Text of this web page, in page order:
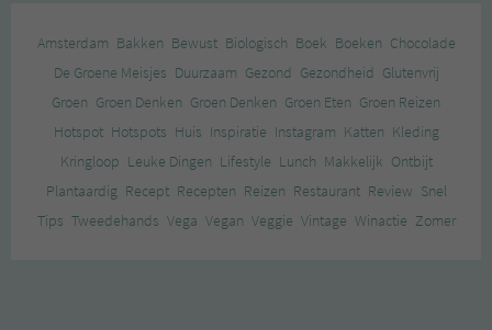
Amsterdam Bakken Bewust Biologisch Boek Boeken Chocolade
De Groene Meisjes Duurzaam Gezond Gezondheid Glutenvrij
Groen Groen Denken Groen Denken Groen Eten Groen Reizen
Hotspot Hotspots Huis Inspiratie Instagram Katten Kleding
Kringloop Leuke Dingen Lifestyle Lunch Makkelijk Ontbijt
Plantaardig Recept Recepten Reizen Restaurant Review Snel
Tips Tweedehands Vega Vegan Veggie Vintage Winactie Zomer